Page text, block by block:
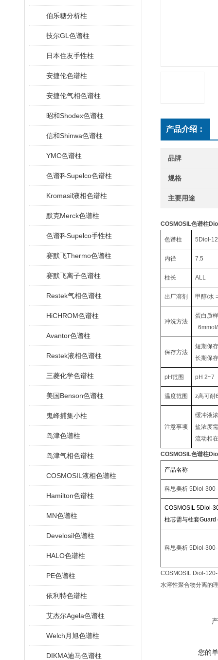
伯乐糖分析柱
技尔GL色谱柱
日本住友手性柱
安捷伦色谱柱
安捷伦气相色谱柱
昭和Shodex色谱柱
信和Shinwa色谱柱
YMC色谱柱
色谱科Supelco色谱柱
Kromasil液相色谱柱
默克Merck色谱柱
色谱科Supelco手性柱
赛默飞Thermo色谱柱
赛默飞离子色谱柱
Restek气相色谱柱
HiCHROM色谱柱
Avantor色谱柱
Restek液相色谱柱
三菱化学色谱柱
美国Benson色谱柱
鬼峰捕集小柱
岛津色谱柱
岛津气相色谱柱
COSMOSIL液相色谱柱
Hamilton色谱柱
MN色谱柱
Develosil色谱柱
HALO色谱柱
PE色谱柱
依利特色谱柱
艾杰尔Agela色谱柱
Welch月旭色谱柱
DIKMA迪马色谱柱
产品介绍：
品牌
规格
主要用途
COSMOSIL色谱柱
色谱柱 5Diol-
内径 7.5
柱长 ALL
出厂溶剂 甲醇/水
冲洗方法
蛋白质
保存方法
短期保
长期保
pH范围 pH 2~7
温度范围 z高可耐
注意事项
缓冲液
盐浓度
流动相
COSMOSIL色谱柱
产品名称
科思美析 5Diol-
COSMOSIL 5Diol-
柱芯需与柱套Guard
科思美析 5Diol-
COSMOSIL Diol-
水溶性聚合物分离的
您的